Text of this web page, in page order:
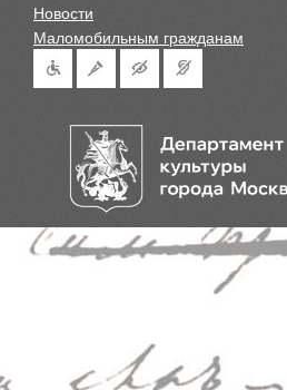
Новости
Маломобильным гражданам